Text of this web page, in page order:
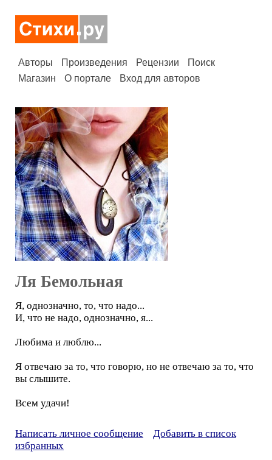
Авторы Произведения Рецензии
Поиск
Магазин
О портале Вход для авторов
Ля Бемольная
Я, однозначно, то, что надо...
И, что не надо, однозначно, я...
Любима и люблю...
Я отвечаю за то, что говорю, но не отвечаю за то, что
вы слышите.
Всем удачи!
Написать личное сообщение
Добавить в список
избранных